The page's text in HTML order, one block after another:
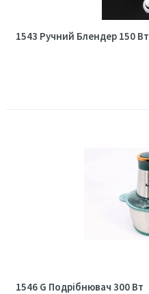
1543 Ручний Блендер 150 Вт
1546 G Подрібнювач 300 Вт